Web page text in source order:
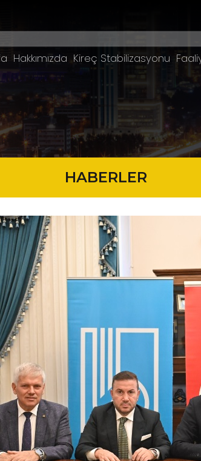
Hakkımızda Kireç Stabilizasyonu
HABERLER